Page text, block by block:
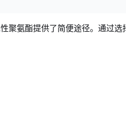
聚氨酯提供了简便途径。通过